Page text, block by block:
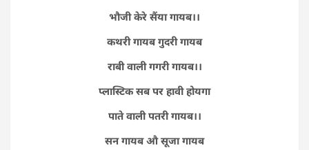
भौजी केरे सैंया गायब।।
कथरी गायब गुदरी गायब
राबी वाली गगरी गायब।।
प्लास्टिक सब पर हावी होयगा
पाते वाली पतरी गायब।।
सन गायब औ सूजा गायब